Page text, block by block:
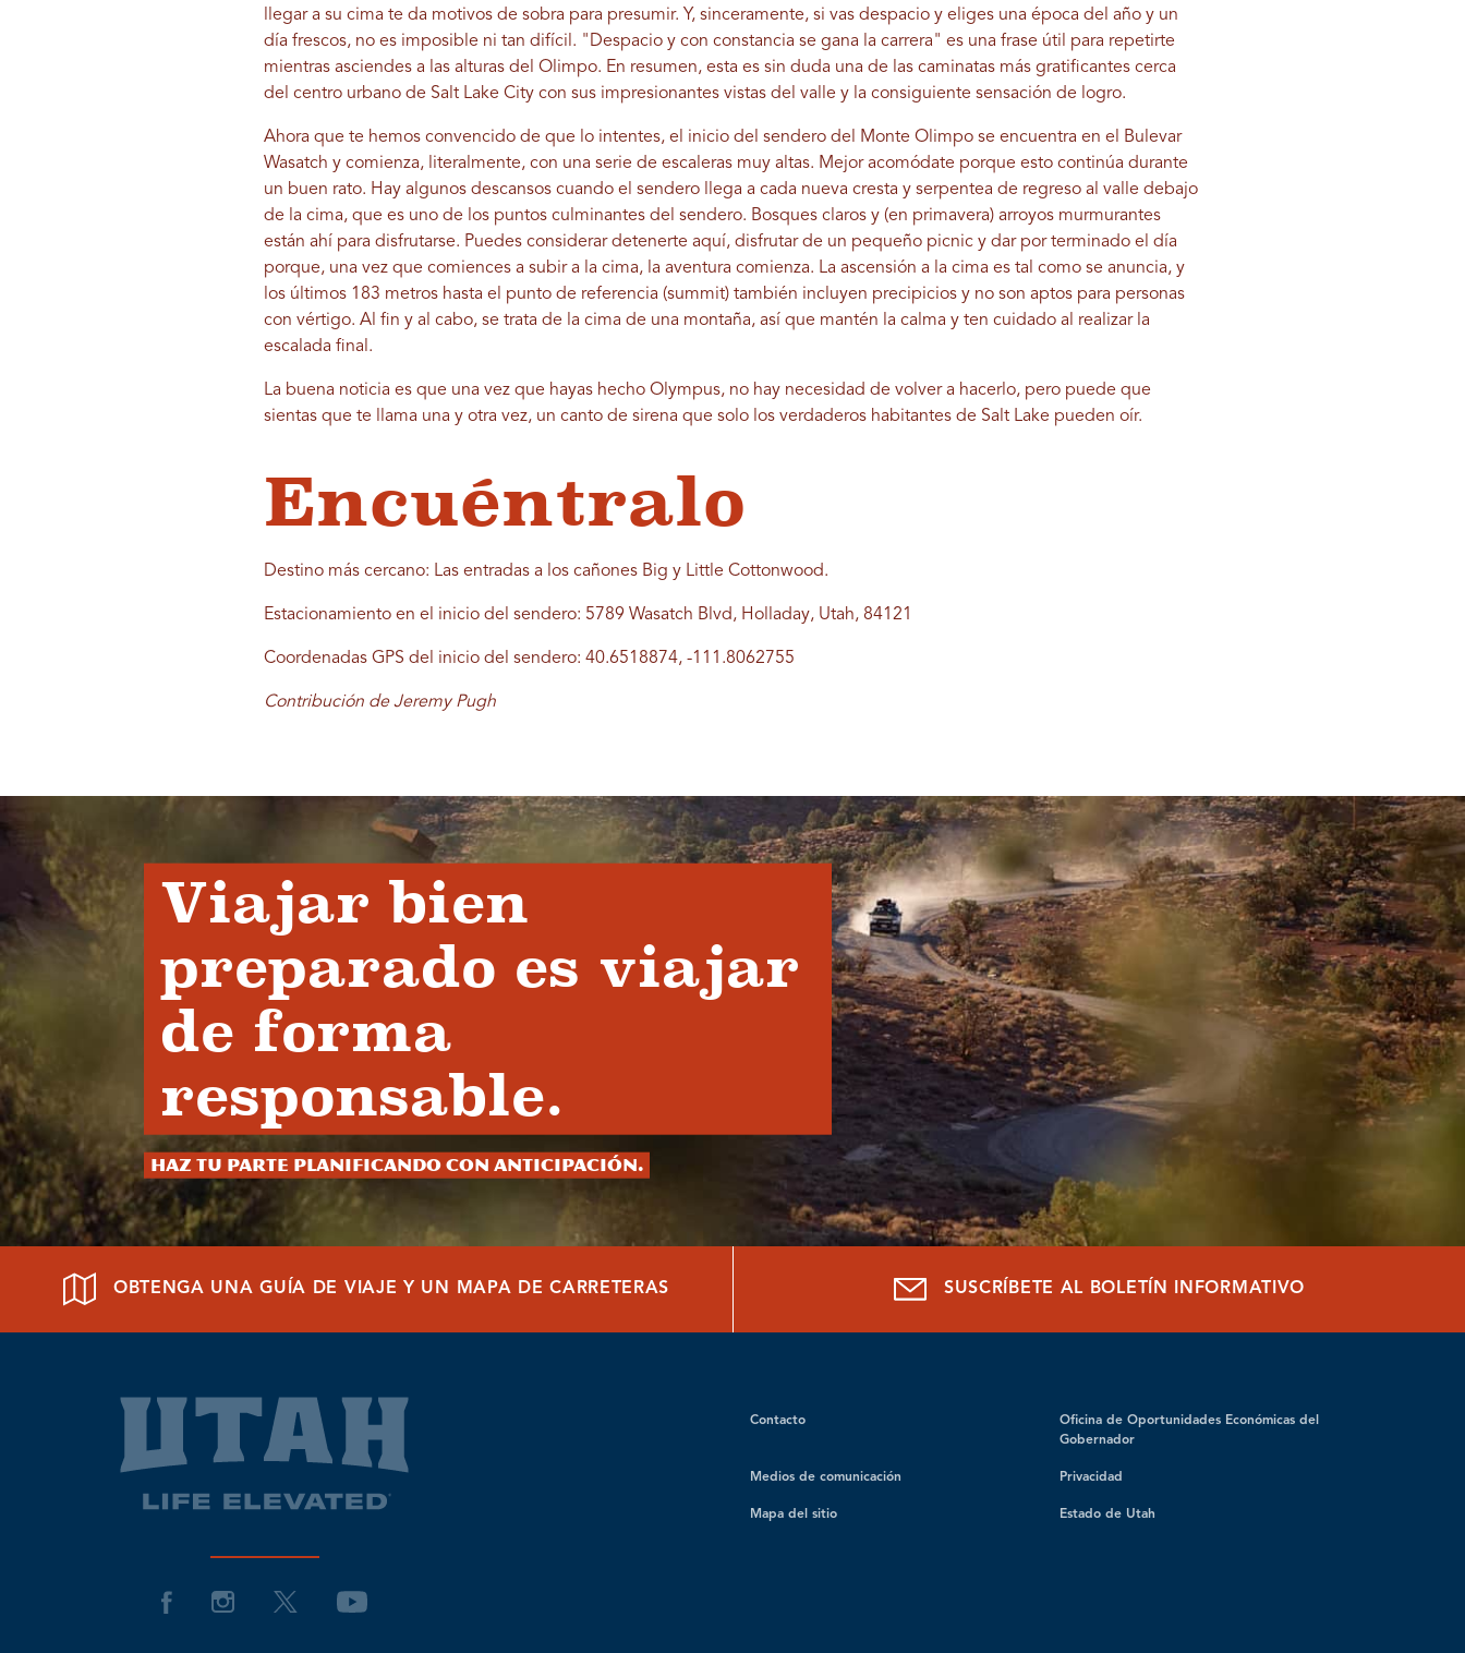
llegar a su cima te da motivos de sobra para presumir. Y, sinceramente, si vas despacio y eliges una época del año y un
día frescos, no es imposible ni tan difícil. "Despacio y con constancia se gana la carrera" es una frase útil para repetirte
mientras asciendes a las alturas del Olimpo. En resumen, esta es sin duda una de las caminatas más gratificantes cerca
del centro urbano de Salt Lake City con sus impresionantes vistas del valle y la consiguiente sensación de logro.
Ahora que te hemos convencido de que lo intentes, el inicio del sendero del Monte Olimpo se encuentra en el Bulevar
Wasatch y comienza, literalmente, con una serie de escaleras muy altas. Mejor acomódate porque esto continúa durante
un buen rato. Hay algunos descansos cuando el sendero llega a cada nueva cresta y serpentea de regreso al valle debajo
de la cima, que es uno de los puntos culminantes del sendero. Bosques claros y (en primavera) arroyos murmurantes
están ahí para disfrutarse. Puedes considerar detenerte aquí, disfrutar de un pequeño picnic y dar por terminado el día
porque, una vez que comiences a subir a la cima, la aventura comienza. La ascensión a la cima es tal como se anuncia, y
los últimos 183 metros hasta el punto de referencia (summit) también incluyen precipicios y no son aptos para personas
con vértigo. Al fin y al cabo, se trata de la cima de una montaña, así que mantén la calma y ten cuidado al realizar la
escalada final.
La buena noticia es que una vez que hayas hecho Olympus, no hay necesidad de volver a hacerlo, pero puede que
sientas que te llama una y otra vez, un canto de sirena que solo los verdaderos habitantes de Salt Lake pueden oír.
Encuéntralo
Destino más cercano: Las entradas a los cañones Big y Little Cottonwood.
Estacionamiento en el inicio del sendero: 5789 Wasatch Blvd, Holladay, Utah, 84121
Coordenadas GPS del inicio del sendero: 40.6518874, -111.8062755
Contribución de Jeremy Pugh
Viajar bien
preparado es viajar
de forma
responsable.
Haz tu parte planificando con anticipación.
OBTENGA UNA GUÍA DE VIAJE Y UN MAPA DE CARRETERAS SUSCRÍBETE AL BOLETÍN INFORMATIVO
Contacto
Oficina de Oportunidades Económicas del
Gobernador
Medios de comunicación Privacidad
Mapa del sitio Estado de Utah